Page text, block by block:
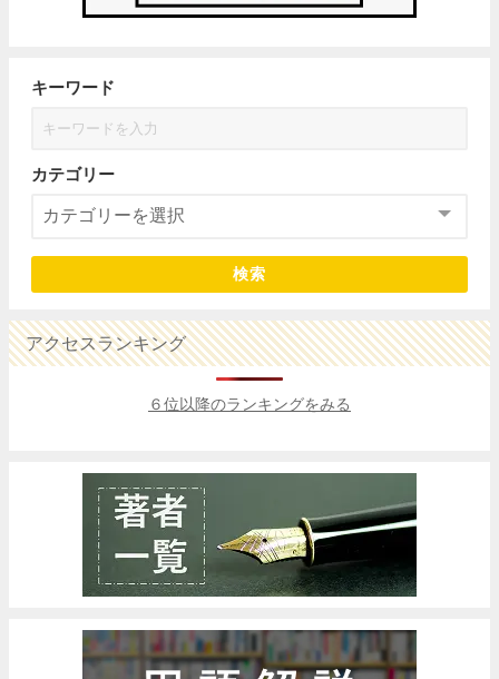
キーワード
カテゴリー
検索
アクセスランキング
６位以降のランキングをみる